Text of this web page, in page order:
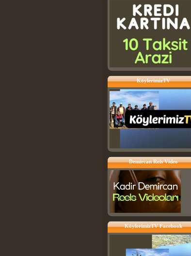
KöylerimizTV
Demircan Rels Video
KöylerimizTV Facebook